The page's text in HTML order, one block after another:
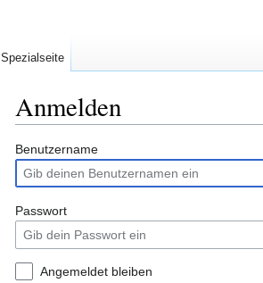
Anmelden
Zur
Navigation
springen
Zur
Suche
springen
Benutzername
Passwort
Angemeldet bleiben
Spezialseite